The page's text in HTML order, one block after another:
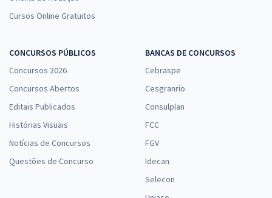
Cursos Online Gratuitos
CONCURSOS PÚBLICOS
Concursos 2026
Concursos Abertos
Editais Publicados
Histórias Visuais
Notícias de Concursos
Questões de Concurso
BANCAS DE CONCURSOS
Cebraspe
Cesgranrio
Consulplan
FCC
FGV
Idecan
Selecon